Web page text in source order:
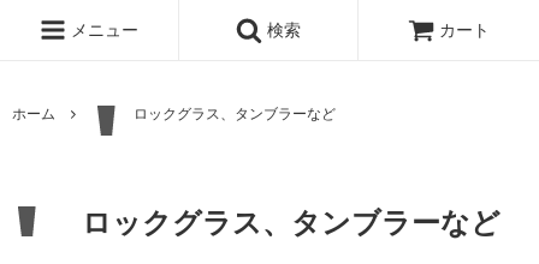
メニュー 検索 カート
ホーム ロックグラス、タンブラーなど
ロックグラス、タンブラーなど